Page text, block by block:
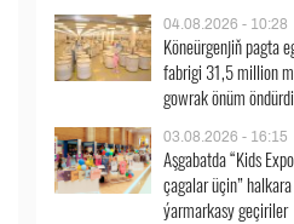
04.08.2026 - 10:28
Köneürgenjiň pagta
fabrigi 31,5 million
gowrak önüm öndürdi
03.08.2026 - 16:15
Aşgabatda “Kids
çagalar üçin”
ýarmarkasy geçiriler